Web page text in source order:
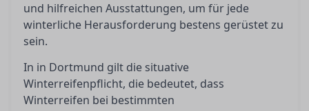
und hilfreichen Ausstattungen, um für jede
winterliche Herausforderung bestens gerüstet zu
sein.
In in Dortmund gilt die situative
Winterreifenpflicht, die bedeutet, dass
Winterreifen bei bestimmten